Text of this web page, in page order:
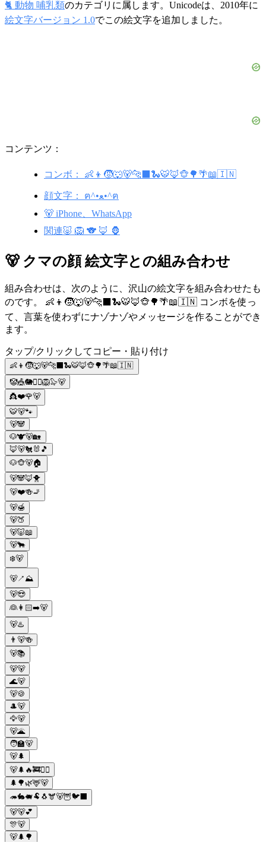
🐈 動物 哺乳類のカテゴリに属します。Unicodeは、2010年に
絵文字バージョン 1.0でこの絵文字を追加しました。
コンテンツ：
コンボ： 👶👦🧒🐺🐻🐆⬛🐍🐯🦊🐵🌳🌴📖🇮🇳
顔文字： ฅ^•ﻌ•^ฅ
🐻 iPhone、WhatsApp
関連🐷 🦁 🐨 🦊 🦍
🐻 クマの顔 絵文字との組み合わせ
組み合わせは、次のように、沢山の絵文字を組み合わせたも
のです。 👶👦🧒🐺🐻🐆⬛🐍🐯🦊🐵🌳🌴📖🇮🇳 コンボを使っ
て、言葉を使わずにナゾナゾやメッセージを作ることができ
ます。
タップ/クリックしてコピー・貼り付け
👶👦🧒🐺🐻🐆⬛🐍🐯🦊🐵🌳🌴📖🇮🇳
🤡🎪🐘🤹‍♂🦁🦭🐻
👸❤️🌹🐻
🐯🐻🐾
🐻🐼
🐶🐮🐻🏡
🦊🐻🐔🐰🎵
🐶🐵🐻🏠
🐻🐼🦊🐥
🐻❤️🍻🚬
🐻🍯
🐻🍑
🐻🐷📖
🐻🐂
❄️🐻
🐻↗️⛰️
🐻😍
👰👩🏻➡️🐻
🐻♨️
👨🐻🍻
🐻📚
🐻🐻
🌊🐻
🐻🍪
🎩🐻
🦅🐻
🐻🌋
🧑🏫🐻
🐻🌲
🐻🌲🔥🚒👮‍♂️
🌲🌳🌿🦌🐻
🦔🐇🐖🐏🐧🫎🐻🦉🐦‍⬛
🐻🐻💕
🎊🐻
🐻🌲🌳